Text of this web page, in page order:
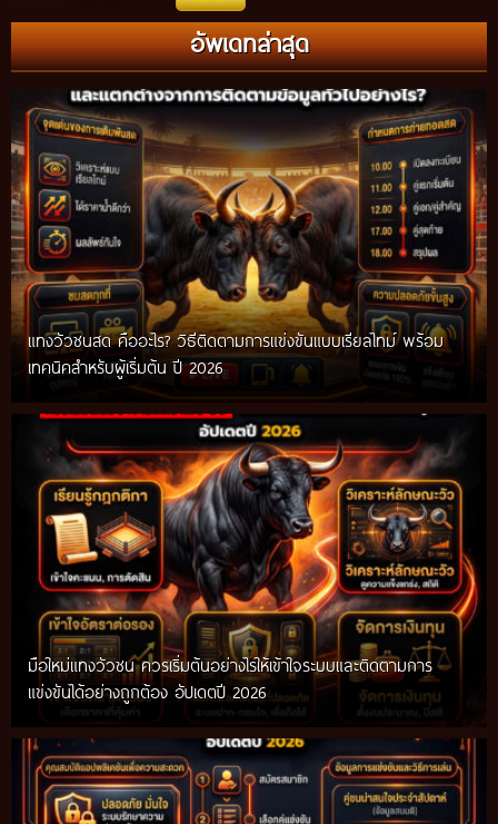
อัพเดทล่าสุด
แทงวัวชนสด คืออะไร? วิธีติดตามการแข่งขันแบบเรียลไทม์ พร้อม
เทคนิคสำหรับผู้เริ่มต้น ปี 2026
มือใหม่แทงวัวชน ควรเริ่มต้นอย่างไรให้เข้าใจระบบและติดตามการ
แข่งขันได้อย่างถูกต้อง อัปเดตปี 2026